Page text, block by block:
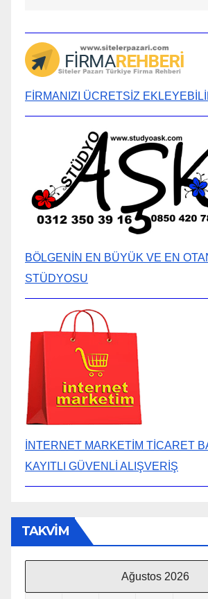
FİRMANIZI ÜCRETSİZ
BÖLGENİN EN BÜYÜK VE EN
STÜDYOSU
İNTERNET MARKETİM TİCARET
KAYITLI GÜVENLİ ALIŞVERİŞ
TAKVİM
Ağustos 2026